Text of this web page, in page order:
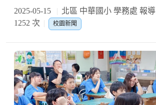
2025-05-15 北區 中華國小 學務處 報導
1252 次
校園新聞